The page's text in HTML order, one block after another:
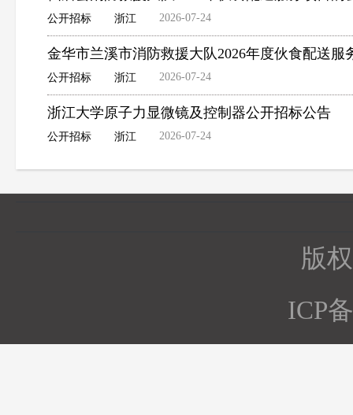
公开招标 浙江 2026-07-24
金华市兰溪市消防救援大队2026年度伙食配送服
公开招标 浙江 2026-07-24
浙江大学原子力显微镜及控制器公开招标公告
公开招标 浙江 2026-07-24
版
ICP